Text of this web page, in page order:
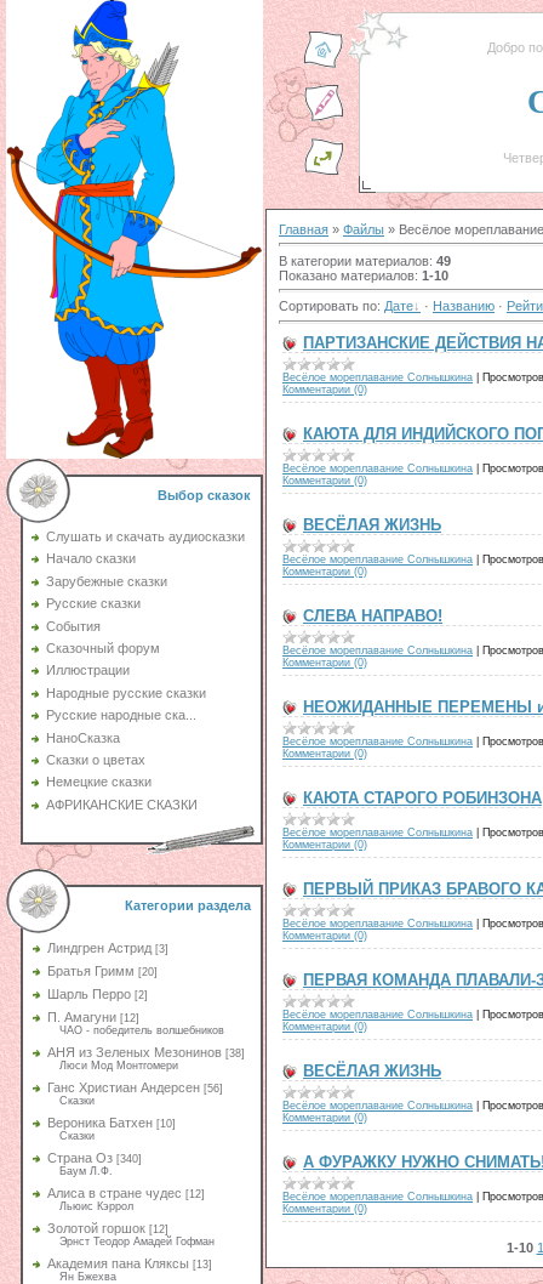
Выбор сказок
Слушать и скачать аудиосказки
Начало сказки
Зарубежные сказки
Русские сказки
События
Сказочный форум
Иллюстрации
Народные русские сказки
Русские народные ска...
НаноСказка
Сказки о цветах
Немецкие сказки
АФРИКАНСКИЕ СКАЗКИ
Категории раздела
Линдгрен Астрид [3]
Братья Гримм [20]
Шарль Перро [2]
П. Амагуни [12]
ЧАО - победитель волшебников
АНЯ из Зеленых Мезонинов [38]
Люси Мод Монтгомери
Ганс Христиан Андерсен [56]
Сказки
Вероника Батхен [10]
Сказки
Страна Оз [340]
Баум Л.Ф.
Алиса в стране чудес [12]
Льюис Кэррол
Золотой горшок [12]
Эрнст Теодор Амадей Гофман
Академия пана Кляксы [13]
Ян Бжехва
Добро
Главная » Файлы » Весёлое
В категории материалов: 49
Показано материалов: 1-10
Сортировать по: Дате · Названию ·
ПАРТИЗАНСКИЕ ДЕЙСТВИЯ
Весёлое мореплавание Солнышкина
Комментарии (0)
КАЮТА ДЛЯ ИНДИЙСКОГО
Весёлое мореплавание Солнышкина
Комментарии (0)
ВЕСЁЛАЯ ЖИЗНЬ
Весёлое мореплавание Солнышкина
Комментарии (0)
СЛЕВА НАПРАВО!
Весёлое мореплавание Солнышкина
Комментарии (0)
НЕОЖИДАННЫЕ ПЕРЕМЕНЫ и
Весёлое мореплавание Солнышкина
Комментарии (0)
КАЮТА СТАРОГО РОБИНЗОНА
Весёлое мореплавание Солнышкина
Комментарии (0)
ПЕРВЫЙ ПРИКАЗ БРАВОГО
Весёлое мореплавание Солнышкина
Комментарии (0)
ПЕРВАЯ КОМАНДА ПЛАВАЛИ-
Весёлое мореплавание Солнышкина
Комментарии (0)
ВЕСЁЛАЯ ЖИЗНЬ
Весёлое мореплавание Солнышкина
Комментарии (0)
А ФУРАЖКУ НУЖНО
Весёлое мореплавание Солнышкина
Комментарии (0)
1-10